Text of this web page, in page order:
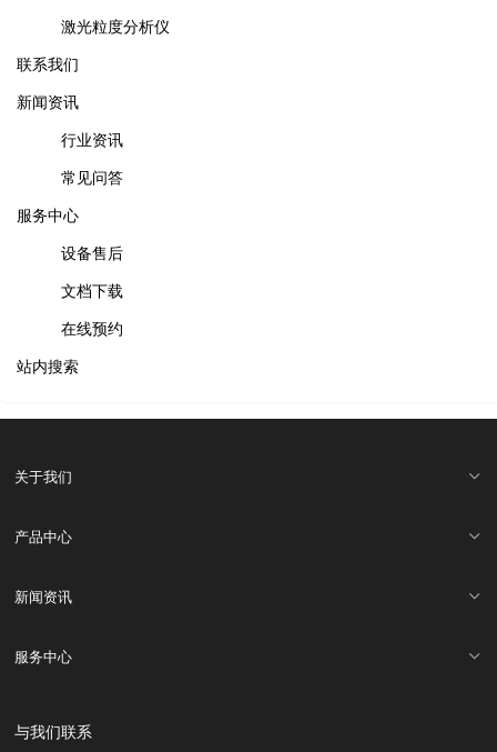
激光粒度分析仪
联系我们
新闻资讯
行业资讯
常见问答
服务中心
设备售后
文档下载
在线预约
站内搜索
关于我们
产品中心
新闻资讯
服务中心
与我们联系